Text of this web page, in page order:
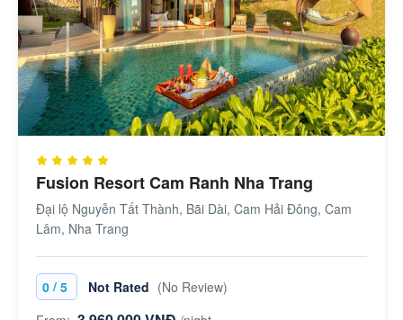
Fusion Resort Cam Ranh Nha Trang
Đại lộ Nguyễn Tất Thành, Bãi Dài, Cam Hải Đông, Cam
Lâm, Nha Trang
0 / 5 Not Rated (No Review)